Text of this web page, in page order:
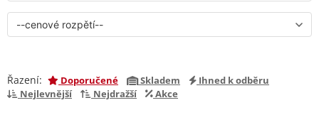
Řazení: Doporučené Skladem
Ihned k odběru
Nejlevnější
Nejdražší Akce